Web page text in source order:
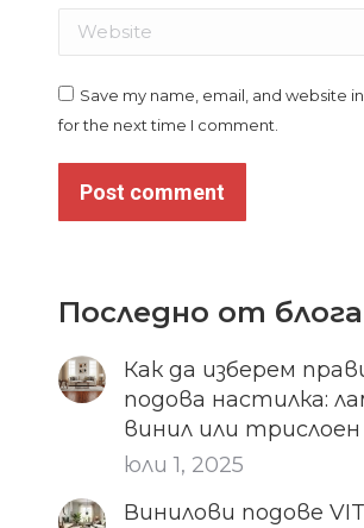
Website
Save my name, email, and website
for the next time I comment.
Post comment
Последно от блога
Как да изберем
подова настилка:
винил или
юли 1, 2025
Винилови подове